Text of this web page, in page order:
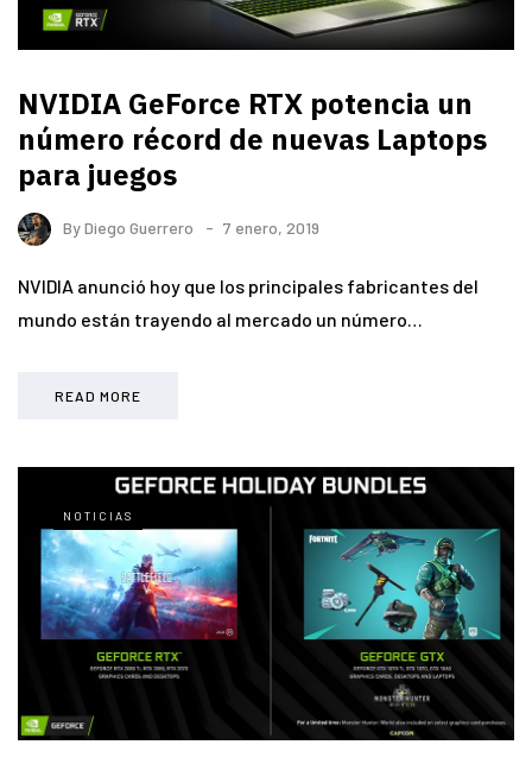
NVIDIA GeForce RTX potencia un
número récord de nuevas Laptops
para juegos
ByDiego Guerrero 7 enero, 2019
NVIDIA anunció hoy que los principales fabricantes del
mundo están trayendo al mercado un número…
READ MORE
NOTICIAS